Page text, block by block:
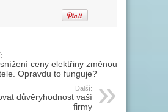
ceny elektřiny změnou
Opravdu to funguje?
Další:
důvěryhodnost vaší
firmy